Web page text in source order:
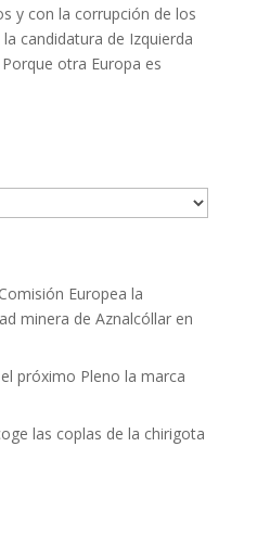
y con la corrupción de los
candidatura de Izquierda
otra Europa es
Europea la
minera de Aznalcóllar en
próximo Pleno la marca
las coplas de la chirigota